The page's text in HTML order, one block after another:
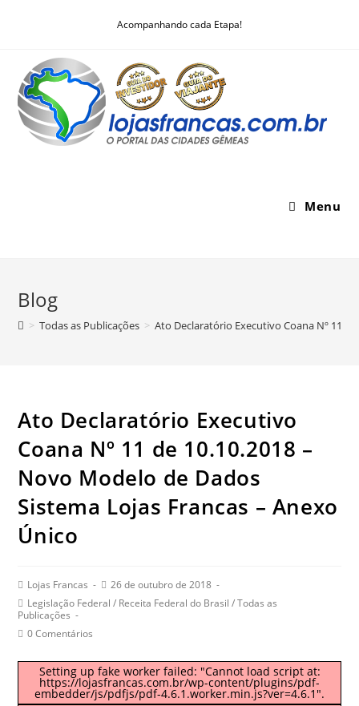
Acompanhando cada Etapa!
Menu
Blog
> Todas as Publicações > Ato Declaratório Executivo Coana Nº 11
Ato Declaratório Executivo
Coana Nº 11 de 10.10.2018 –
Novo Modelo de Dados
Sistema Lojas Francas – Anexo
Único
PostLojas Francas
Post26 de outubro de 2018
Post
category:
Legislação Federal / Receita Federal do Brasil / Todas as
Publicações
Post0 Comentários
Setting up fake worker failed: "Cannot load script at:
https://lojasfrancas.com.br/wp-content/plugins/pdf-
embedder/js/pdfjs/pdf-4.6.1.worker.min.js?ver=4.6.1".